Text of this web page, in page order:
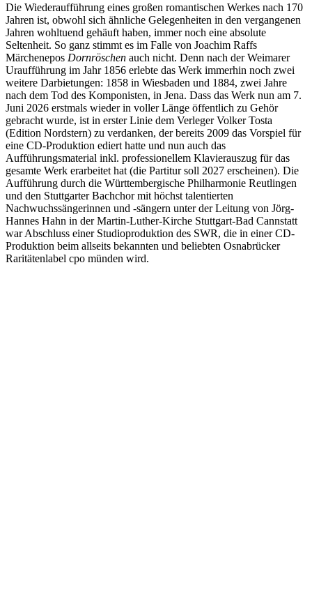
Die Wiederaufführung eines großen romantischen Werkes nach 170
Jahren ist, obwohl sich ähnliche Gelegenheiten in den vergangenen
Jahren wohltuend gehäuft haben, immer noch eine absolute
Seltenheit. So ganz stimmt es im Falle von Joachim Raffs
Märchenepos Dornröschen auch nicht. Denn nach der Weimarer
Uraufführung im Jahr 1856 erlebte das Werk immerhin noch zwei
weitere Darbietungen: 1858 in Wiesbaden und 1884, zwei Jahre
nach dem Tod des Komponisten, in Jena. Dass das Werk nun am 7.
Juni 2026 erstmals wieder in voller Länge öffentlich zu Gehör
gebracht wurde, ist in erster Linie dem Verleger Volker Tosta
(Edition Nordstern) zu verdanken, der bereits 2009 das Vorspiel für
eine CD-Produktion ediert hatte und nun auch das
Aufführungsmaterial inkl. professionellem Klavierauszug für das
gesamte Werk erarbeitet hat (die Partitur soll 2027 erscheinen). Die
Aufführung durch die Württembergische Philharmonie Reutlingen
und den Stuttgarter Bachchor mit höchst talentierten
Nachwuchssängerinnen und -sängern unter der Leitung von Jörg-
Hannes Hahn in der Martin-Luther-Kirche Stuttgart-Bad Cannstatt
war Abschluss einer Studioproduktion des SWR, die in einer CD-
Produktion beim allseits bekannten und beliebten Osnabrücker
Raritätenlabel cpo münden wird.